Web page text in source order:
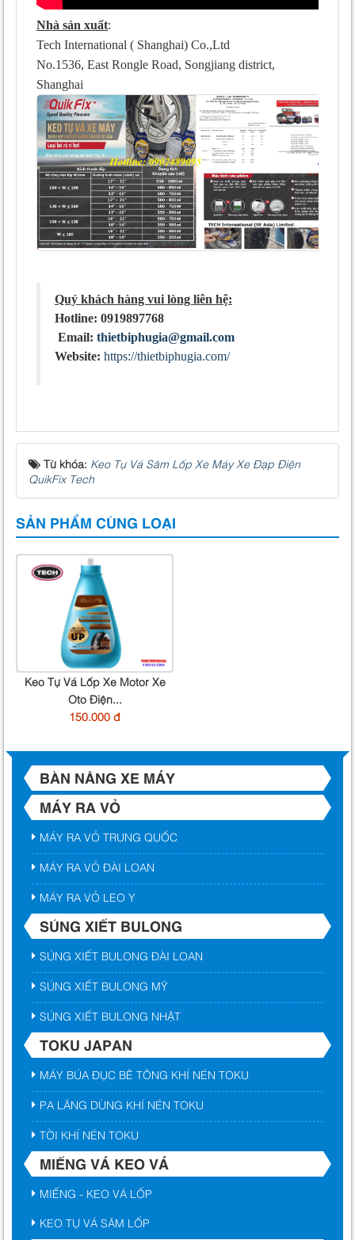
Nhà sản xuất:
Tech International ( Shanghai) Co.,Ltd
No.1536, East Rongle Road, Songjiang district,
Shanghai
Quý khách hàng vui lòng liên hệ:
Hotline: 0919897768
Email: thietbiphugia@gmail.com
Website: https://thietbiphugia.com/
Từ khóa: Keo Tự Vá Săm Lốp Xe Máy Xe Đạp Điện
QuikFix Tech
SẢN PHẨM CÙNG LOẠI
Keo Tự Vá Lốp Xe Motor Xe
Oto Điện...
150.000 đ
BÀN NÂNG XE MÁY
MÁY RA VỎ
MÁY RA VỎ TRUNG QUỐC
MÁY RA VỎ ĐÀI LOAN
MÁY RA VỎ LEO Y
SÚNG XIẾT BULONG
SÚNG XIẾT BULONG ĐÀI LOAN
SÚNG XIẾT BULONG MỸ
SÚNG XIẾT BULONG NHẬT
TOKU JAPAN
MÁY BÚA ĐỤC BÊ TÔNG KHÍ NÉN TOKU
PA LĂNG DÙNG KHÍ NÉN TOKU
TỜI KHÍ NÉN TOKU
MIẾNG VÁ KEO VÁ
MIẾNG - KEO VÁ LỐP
KEO TỰ VÁ SĂM LỐP